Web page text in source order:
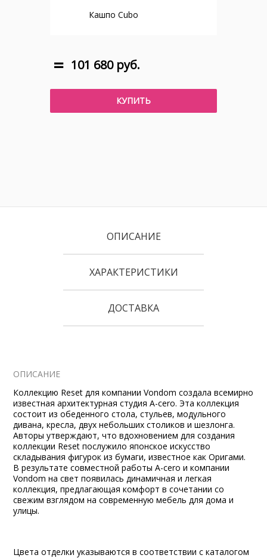
Кашпо Cubo
101 680 руб.
КУПИТЬ
ОПИСАНИЕ
ХАРАКТЕРИСТИКИ
ДОСТАВКА
ОПИСАНИЕ
Коллекцию Resetдля компанииVondom создала всемирно
известная архитектурная студияA-cero. Эта коллекция
состоит изобеденного стола,стульев, модульного
дивана, кресла, двух небольших столиков ишезлонга.
Авторы утверждают, что вдохновением для создания
коллекции Resetпослужило японское искусство
складывания фигурок из бумаги, известное как Оригами.
В результате совместной работыA-ceroи компании
Vondomна свет появилась динамичная и легкая
коллекция, предлагающая комфорт в сочетании со
свежим взглядом на современную мебель для дома и
улицы.
Цвета отделки указываются в соответствии с каталогом